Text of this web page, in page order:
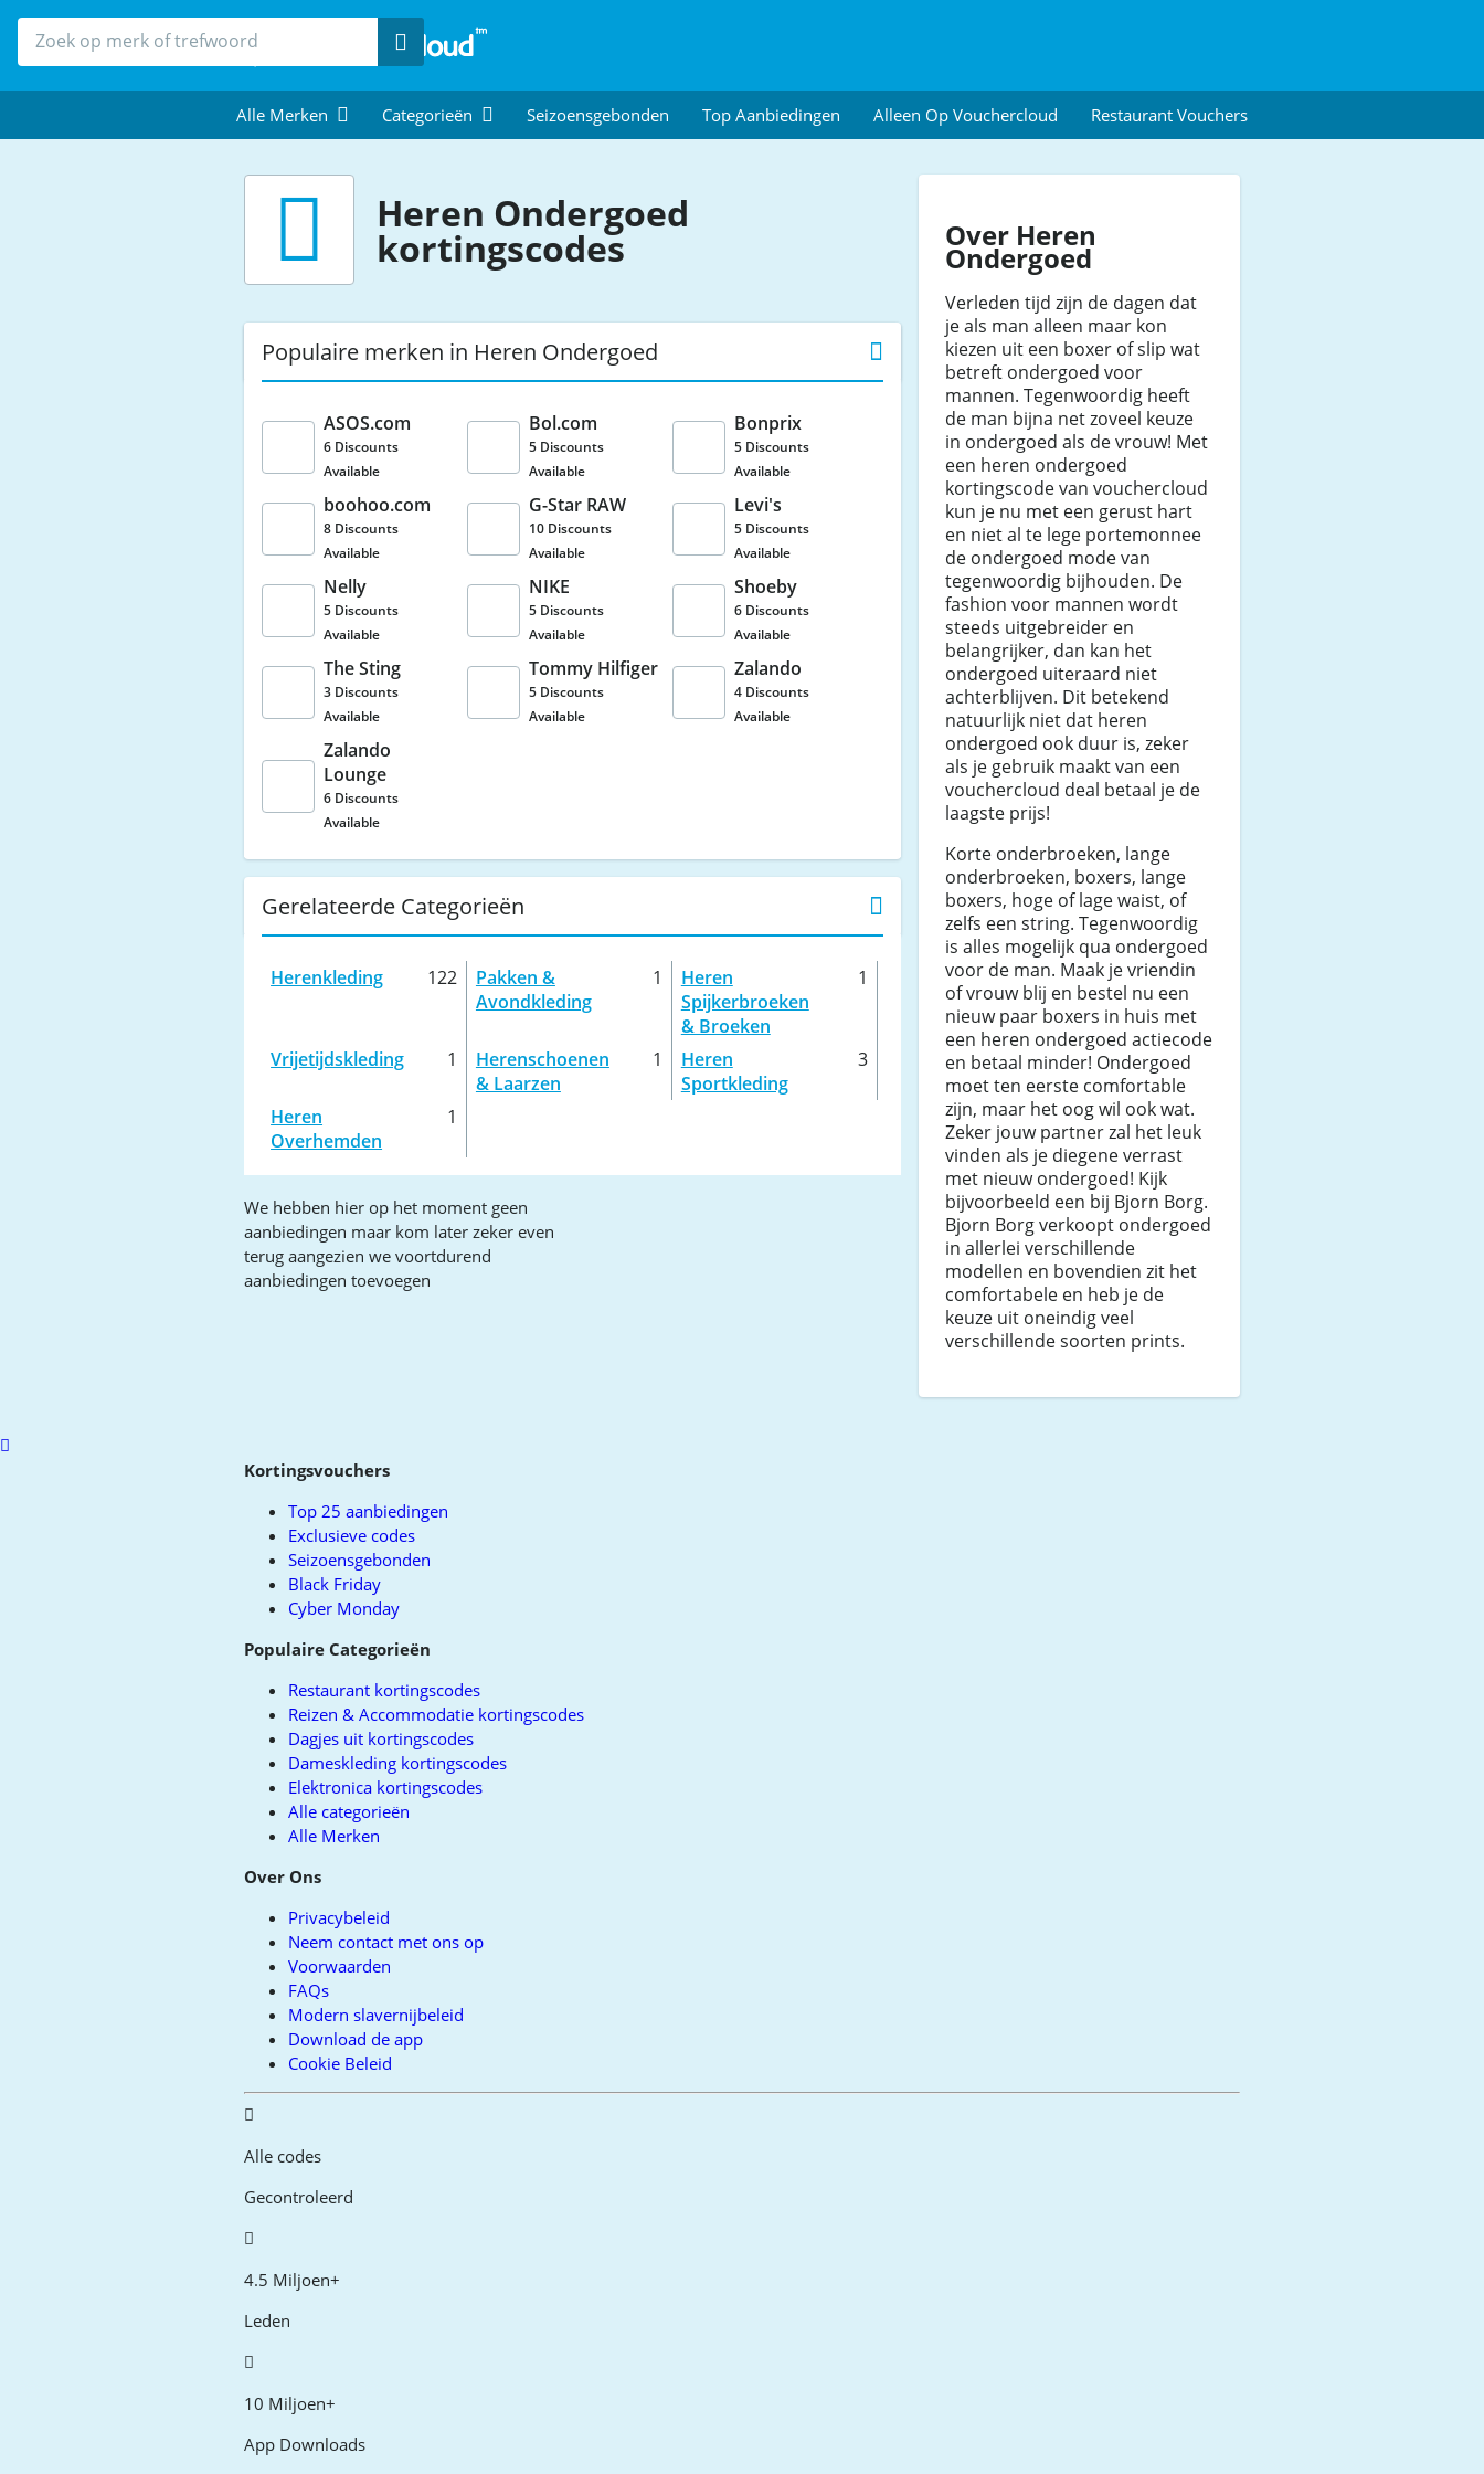
Zoek
Alle Merken Categorieën Seizoensgebonden Top Aanbiedingen Alleen Op Vouchercloud Restaurant Vouchers
Heren Ondergoed
kortingscodes
Populaire merken in Heren Ondergoed
ASOS.com
6 Discounts
Available
Bol.com
5 Discounts
Available
Bonprix
5 Discounts
Available
boohoo.com
8 Discounts
Available
G-Star RAW
10 Discounts
Available
Levi's
5 Discounts
Available
Nelly
5 Discounts
Available
NIKE
5 Discounts
Available
Shoeby
6 Discounts
Available
The Sting
3 Discounts
Available
Tommy Hilfiger
5 Discounts
Available
Zalando
4 Discounts
Available
Zalando
Lounge
6 Discounts
Available
Gerelateerde Categorieën
Herenkleding 122
Pakken &
Avondkleding
1
Heren
Spijkerbroeken
& Broeken
1
Vrijetijdskleding 1
Herenschoenen
& Laarzen
1
Heren
Sportkleding
3
Heren
Overhemden
1
We hebben hier op het moment geen
aanbiedingen maar kom later zeker even
terug aangezien we voortdurend
aanbiedingen toevoegen
Over Heren
Ondergoed
Verleden tijd zijn de dagen dat
je als man alleen maar kon
kiezen uit een boxer of slip wat
betreft ondergoed voor
mannen. Tegenwoordig heeft
de man bijna net zoveel keuze
in ondergoed als de vrouw! Met
een heren ondergoed
kortingscode van vouchercloud
kun je nu met een gerust hart
en niet al te lege portemonnee
de ondergoed mode van
tegenwoordig bijhouden. De
fashion voor mannen wordt
steeds uitgebreider en
belangrijker, dan kan het
ondergoed uiteraard niet
achterblijven. Dit betekend
natuurlijk niet dat heren
ondergoed ook duur is, zeker
als je gebruik maakt van een
vouchercloud deal betaal je de
laagste prijs!
Korte onderbroeken, lange
onderbroeken, boxers, lange
boxers, hoge of lage waist, of
zelfs een string. Tegenwoordig
is alles mogelijk qua ondergoed
voor de man. Maak je vriendin
of vrouw blij en bestel nu een
nieuw paar boxers in huis met
een heren ondergoed actiecode
en betaal minder! Ondergoed
moet ten eerste comfortable
zijn, maar het oog wil ook wat.
Zeker jouw partner zal het leuk
vinden als je diegene verrast
met nieuw ondergoed! Kijk
bijvoorbeeld een bij Bjorn Borg.
Bjorn Borg verkoopt ondergoed
in allerlei verschillende
modellen en bovendien zit het
comfortabele en heb je de
keuze uit oneindig veel
verschillende soorten prints.
Scroll
Kortingsvouchers
Top 25 aanbiedingen
Exclusieve codes
Seizoensgebonden
Black Friday
Cyber Monday
Populaire Categorieën
Restaurant kortingscodes
Reizen & Accommodatie kortingscodes
Dagjes uit kortingscodes
Dameskleding kortingscodes
Elektronica kortingscodes
Alle categorieën
Alle Merken
Over Ons
Privacybeleid
Neem contact met ons op
Voorwaarden
FAQs
Modern slavernijbeleid
Download de app
Cookie Beleid
Alle codes
Gecontroleerd
4.5 Miljoen+
Leden
10 Miljoen+
App Downloads